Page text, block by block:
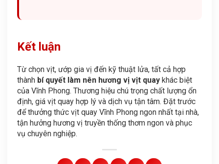
Kết luận
Từ chọn vịt, ướp gia vị đến kỹ thuật lửa, tất cả hợp
thành bí quyết làm nên hương vị vịt quay khác biệt
của Vĩnh Phong. Thương hiệu chú trọng chất lượng ổn
định, giá vịt quay hợp lý và dịch vụ tận tâm. Đặt trước
để thưởng thức vịt quay Vĩnh Phong ngon nhất tại nhà,
tận hưởng hương vị truyền thống thơm ngon và phục
vụ chuyên nghiệp.